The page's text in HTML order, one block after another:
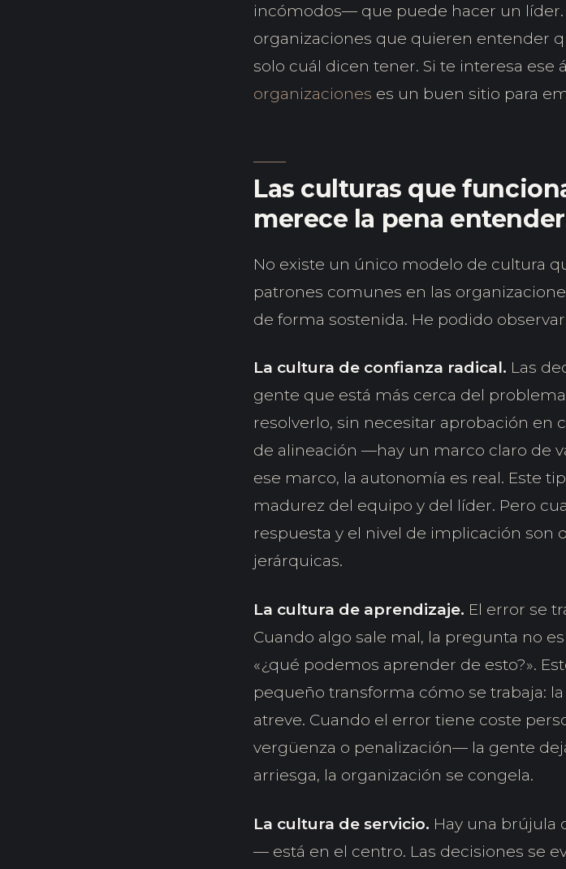
incómodos— que puede hacer un líder.
organizaciones que quieren entender
solo cuál dicen tener. Si te interesa ese
organizaciones es un buen sitio para
Las culturas que
merece la pena entender
No existe un único modelo de cultura
patrones comunes en las
de forma sostenida. He podido
La cultura de confianza radical. Las
gente que está más cerca del
resolverlo, sin necesitar aprobación en
de alineación —hay un marco claro de
ese marco, la autonomía es real. Este
madurez del equipo y del líder. Pero
respuesta y el nivel de implicación son
jerárquicas.
La cultura de aprendizaje. El error se
Cuando algo sale mal, la pregunta no
«¿qué podemos aprender de esto?».
pequeño transforma cómo se trabaja:
atreve. Cuando el error tiene coste
vergüenza o penalización— la gente
arriesga, la organización se congela.
La cultura de servicio. Hay una brújula
— está en el centro. Las decisiones se